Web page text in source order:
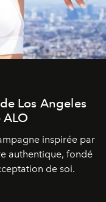
Los Angeles
inspirée par
authentique, fondé
de soi.